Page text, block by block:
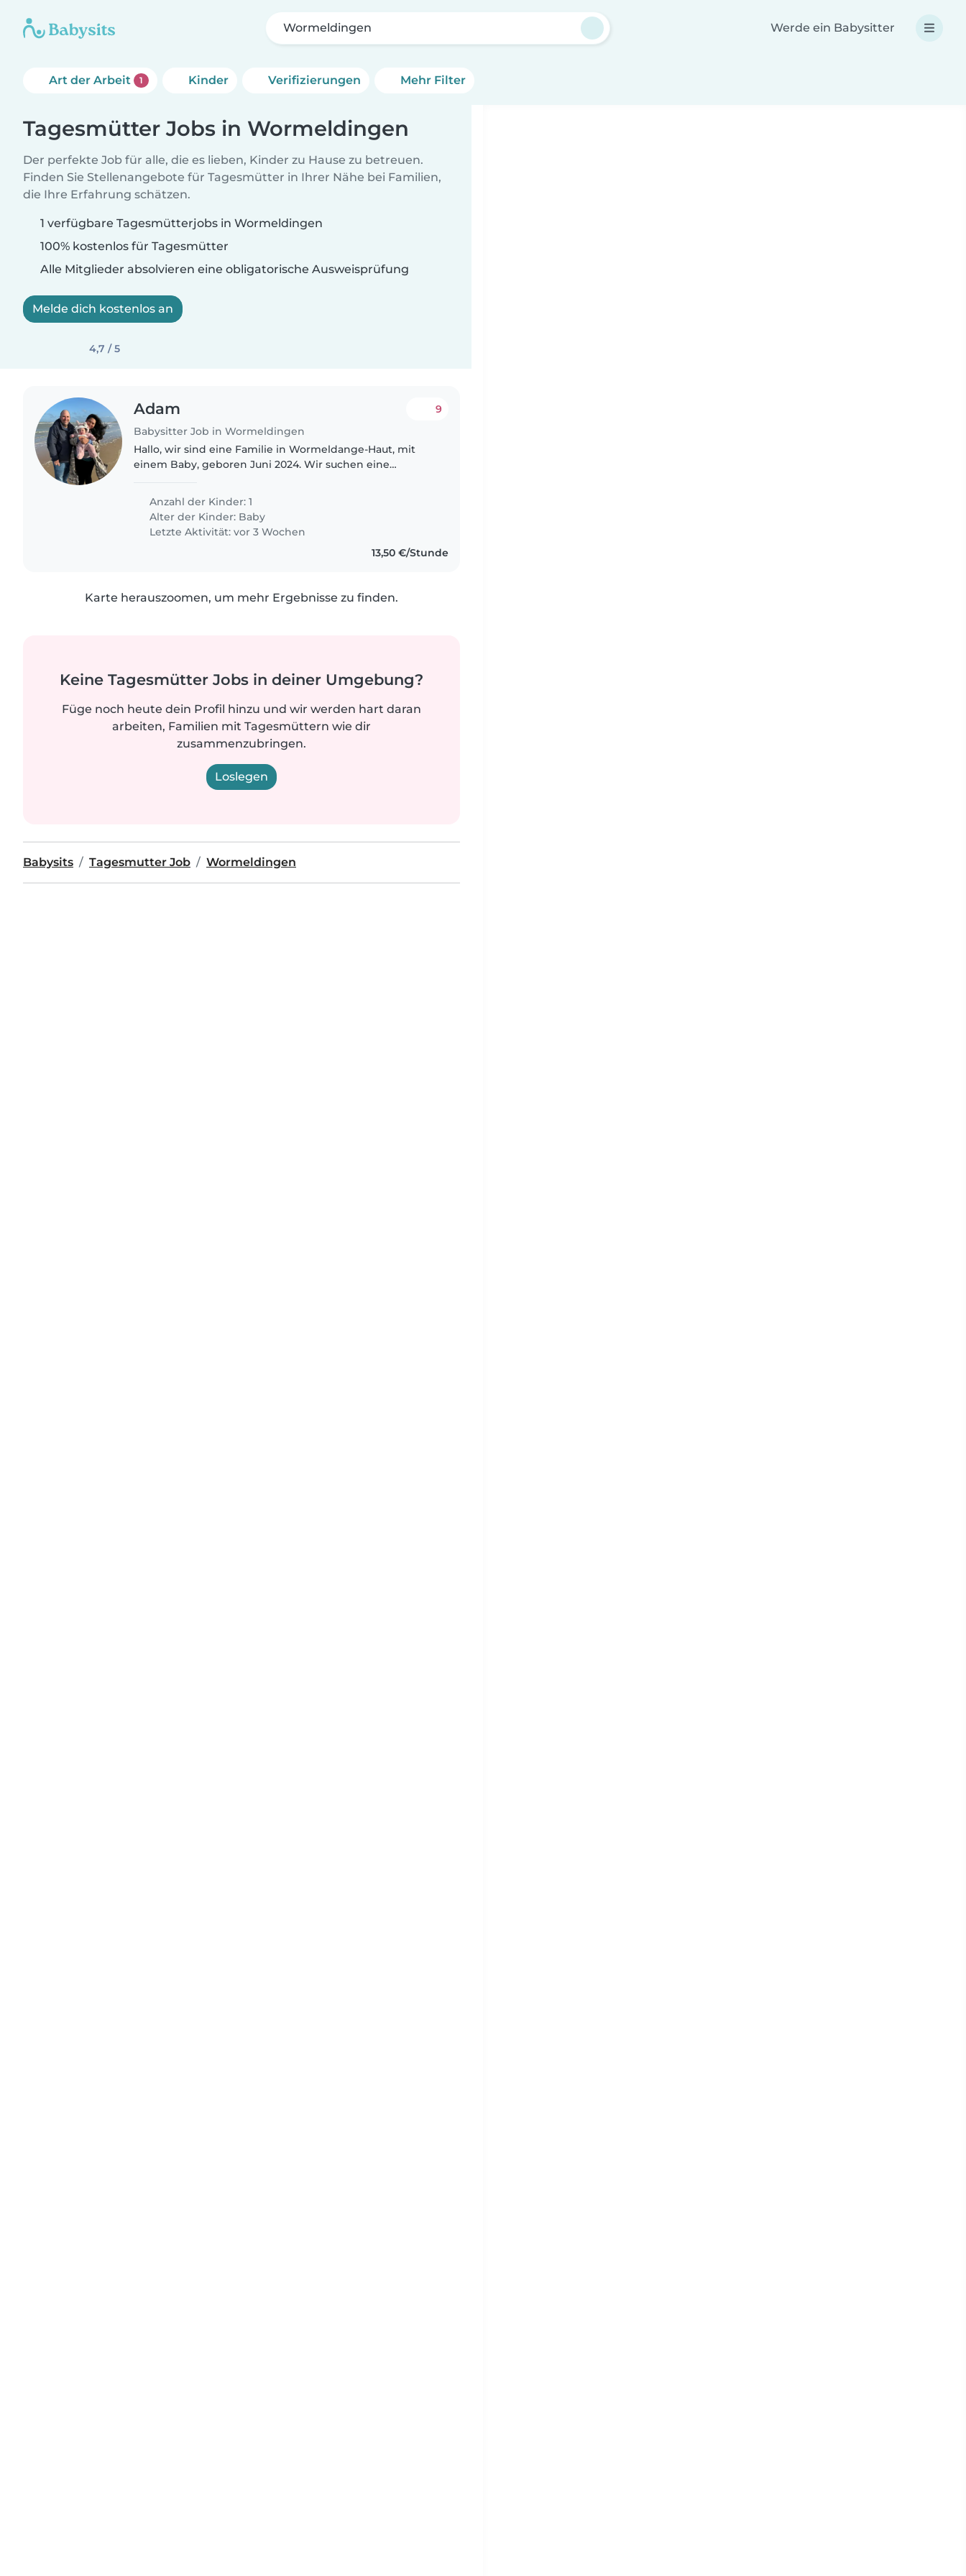
Wormeldingen Werde ein Babysitter
Art der Arbeit 1 Kinder Verifizierungen Mehr Filter
Tagesmütter Jobs in Wormeldingen
Der perfekte Job für alle, die es lieben, Kinder zu Hause zu betreuen.
Finden Sie Stellenangebote für Tagesmütter in Ihrer Nähe bei Familien,
die Ihre Erfahrung schätzen.
1 verfügbare Tagesmütterjobs in Wormeldingen
100% kostenlos für Tagesmütter
Alle Mitglieder absolvieren eine obligatorische Ausweisprüfung
Melde dich kostenlos an
4,7 / 5
Adam
Babysitter Job in Wormeldingen
9
Hallo, wir sind eine Familie in Wormeldange-Haut, mit
einem Baby, geboren Juni 2024. Wir suchen eine
im Woche. Am liebsten..
Anzahl der Kinder: 1
Alter der Kinder: Baby
Letzte Aktivität: vor 3 Wochen
13,50 €/Stunde
Karte herauszoomen, um mehr Ergebnisse zu finden.
Keine Tagesmütter Jobs in deiner Umgebung?
Füge noch heute dein Profil hinzu und wir werden hart daran
arbeiten, Familien mit Tagesmüttern wie dir
zusammenzubringen.
Loslegen
Babysits Tagesmutter Job Wormeldingen